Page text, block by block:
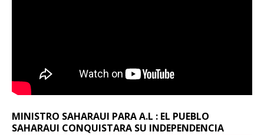
MINISTRO SAHARAUI PARA A.L : EL PUEBLO
SAHARAUI CONQUISTARA SU INDEPENDENCIA